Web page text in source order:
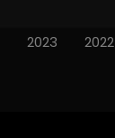
2023 2022